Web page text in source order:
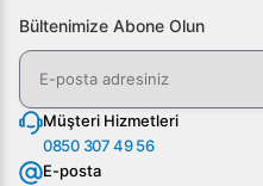
Bültenimize Abone Olun
Müşteri Hizmetleri
0850 307 49 56
E-posta